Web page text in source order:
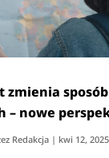
zmienia
– nowe
Redakcja | kwi 12, 2025